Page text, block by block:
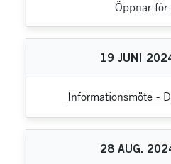
Öppnar för
19 JUNI
Informationsmöte -
28 AUG.